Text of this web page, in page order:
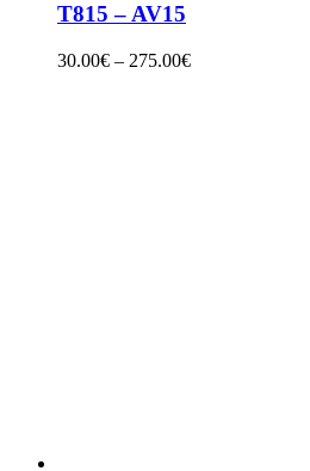
T815 – AV15
30.00€ – 275.00€